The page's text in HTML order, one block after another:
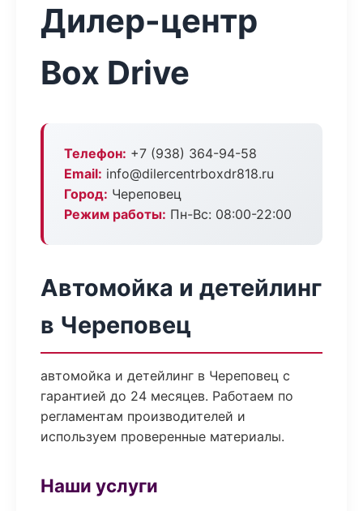
Дилер-центр
Box Drive
Телефон: +7 (938) 364-94-58
Email: info@dilercentrboxdr818.ru
Город: Череповец
Режим работы: Пн-Вс: 08:00-22:00
Автомойка и детейлинг
в Череповец
автомойка и детейлинг в Череповец с
гарантией до 24 месяцев. Работаем по
регламентам производителей и
используем проверенные материалы.
Наши услуги